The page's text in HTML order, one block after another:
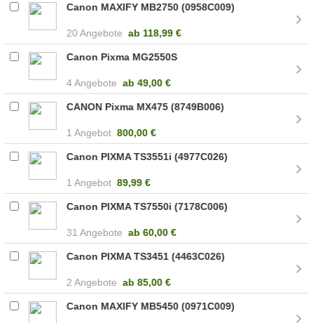
Canon MAXIFY MB2750 (0958C009)
20 Angebote ab 118,99 €
Canon Pixma MG2550S
4 Angebote ab49,00 €
CANON Pixma MX475 (8749B006)
1 Angebot 800,00 €
Canon PIXMA TS3551i (4977C026)
1 Angebot 89,99 €
Canon PIXMA TS7550i (7178C006)
31 Angebote ab 60,00 €
Canon PIXMA TS3451 (4463C026)
2 Angebote ab 85,00 €
Canon MAXIFY MB5450 (0971C009)